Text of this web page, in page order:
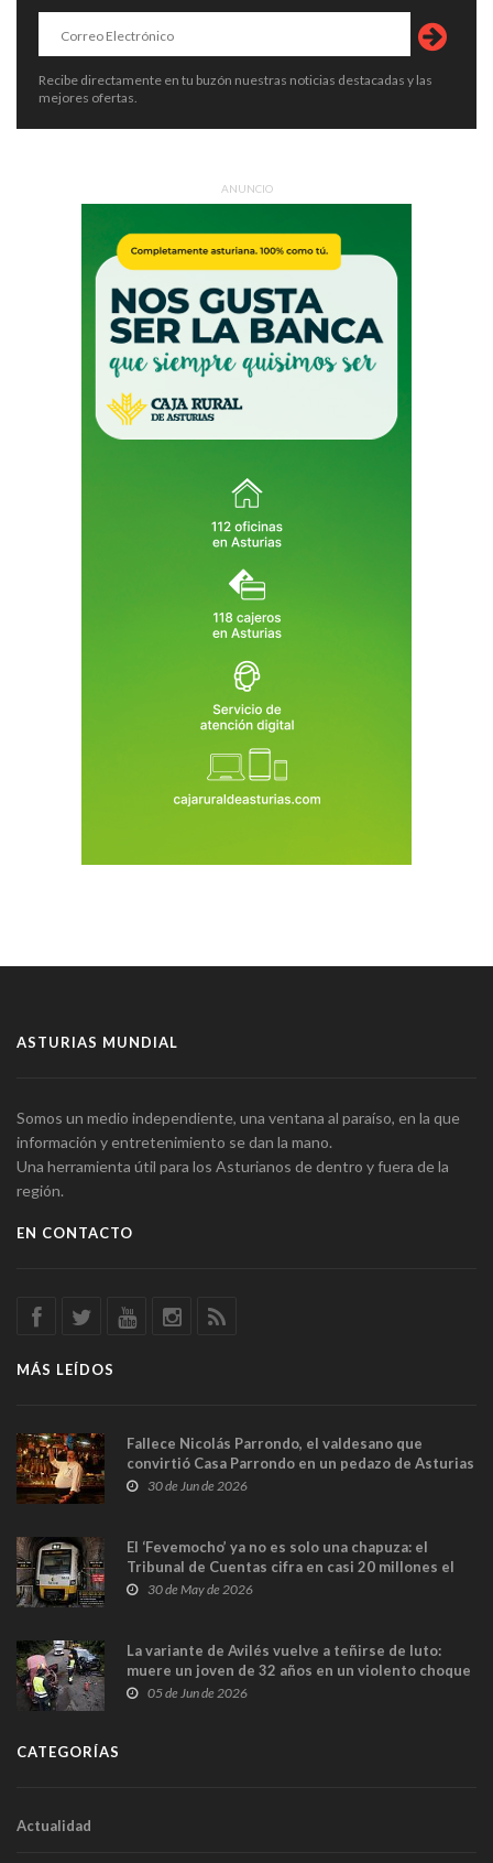
Recibe directamente en tu buzón nuestras noticias destacadas y las
mejores ofertas.
ANUNCIO
ASTURIAS MUNDIAL
Somos un medio independiente, una ventana al paraíso, en la que
información y entretenimiento se dan la mano.
Una herramienta útil para los Asturianos de dentro y fuera de la
región.
EN CONTACTO
MÁS LEÍDOS
Fallece Nicolás Parrondo, el valdesano que
convirtió Casa Parrondo en un pedazo de Asturias
en Madrid
30 de Jun de 2026
El ‘Fevemocho’ ya no es solo una chapuza: el
Tribunal de Cuentas cifra en casi 20 millones el
sobrecoste de los trenes que no cabían por los
30 de May de 2026
La variante de Avilés vuelve a teñirse de luto:
muere un joven de 32 años en un violento choque
frontal
05 de Jun de 2026
CATEGORÍAS
Actualidad